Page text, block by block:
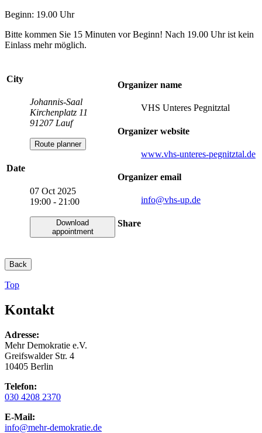
Beginn: 19.00 Uhr
Bitte kommen Sie 15 Minuten vor Beginn! Nach 19.00 Uhr ist kein
Einlass mehr möglich.
City
Johannis-Saal
Kirchenplatz 11
91207 Lauf
Route planner
Date
07 Oct 2025
19:00 - 21:00
Download
appointment
Organizer name
VHS Unteres Pegnitztal
Organizer website
www.vhs-unteres-pegnitztal.de
Organizer email
info@vhs-up.de
Share
Back
Top
Kontakt
Adresse:
Mehr Demokratie e.V.
Greifswalder Str. 4
10405 Berlin
Telefon:
030 4208 2370
E-Mail:
info@mehr-demokratie.de